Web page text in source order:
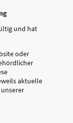
und hat
oder
aktuelle